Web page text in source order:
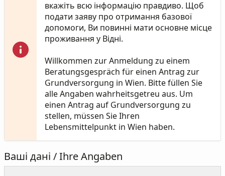
вкажіть всю інформацію правдиво. Щоб
подати заяву про отримання базової
допомоги, Ви повинні мати основне місце
проживання у Відні.
Willkommen zur Anmeldung zu einem
Beratungsgespräch für einen Antrag zur
Grundversorgung in Wien. Bitte füllen Sie
alle Angaben wahrheitsgetreu aus. Um
einen Antrag auf Grundversorgung zu
stellen, müssen Sie Ihren
Lebensmittelpunkt in Wien haben.
Ваші дані / Ihre Angaben